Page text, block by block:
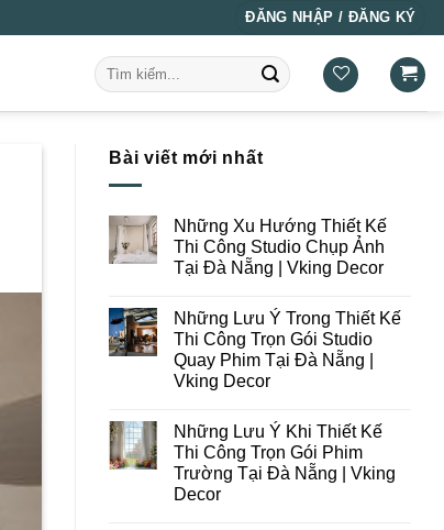
ĐĂNG NHẬP / ĐĂNG KÝ
Tìm
kiếm:
Bài viết mới nhất
Những Xu Hướng Thiết Kế
Thi Công Studio Chụp Ảnh
Tại Đà Nẵng | Vking Decor
bình
luận
ở
Những
Xu
Hướng
Thi
Công
Studio
Chụp
Ảnh
Tại
Những Lưu Ý Trong Thiết Kế
Thi Công Trọn Gói Studio
Quay Phim Tại Đà Nẵng |
Vking Decor
bình
luận
ở
Những
Lưu
Ý
Những Lưu Ý Khi Thiết Kế
Thi Công Trọn Gói Phim
Trường Tại Đà Nẵng | Vking
Decor